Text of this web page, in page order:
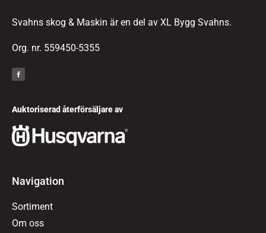
Svahns skog & Maskin är en del av XL Bygg Svahns.
Org. nr. 559450-5355
Auktoriserad återförsäljare av
Navigation
Sortiment
Om oss